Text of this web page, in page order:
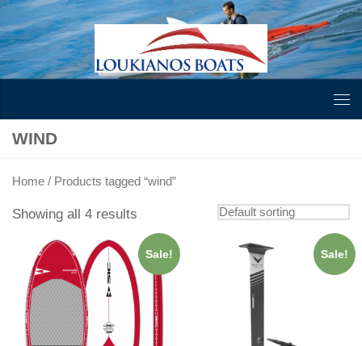
Skip to content
WIND
Home / Products tagged “wind”
Showing all 4 results
Sale! Sale!